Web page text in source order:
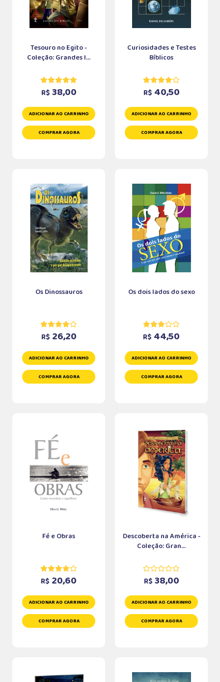
Tesouro no Egito -
Coleção: Grandes I...
R$ 38,00
ADICIONAR AO CARRINHO
COMPRAR AGORA
Curiosidades e Testes
Bíblicos
R$ 40,50
ADICIONAR AO CARRINHO
COMPRAR AGORA
Os Dinossauros
R$ 26,20
ADICIONAR AO CARRINHO
COMPRAR AGORA
Os dois lados do sexo
R$ 44,50
ADICIONAR AO CARRINHO
COMPRAR AGORA
Fé e Obras
R$ 20,60
ADICIONAR AO CARRINHO
COMPRAR AGORA
Descoberta na América -
Coleção: Gran...
R$ 38,00
ADICIONAR AO CARRINHO
COMPRAR AGORA